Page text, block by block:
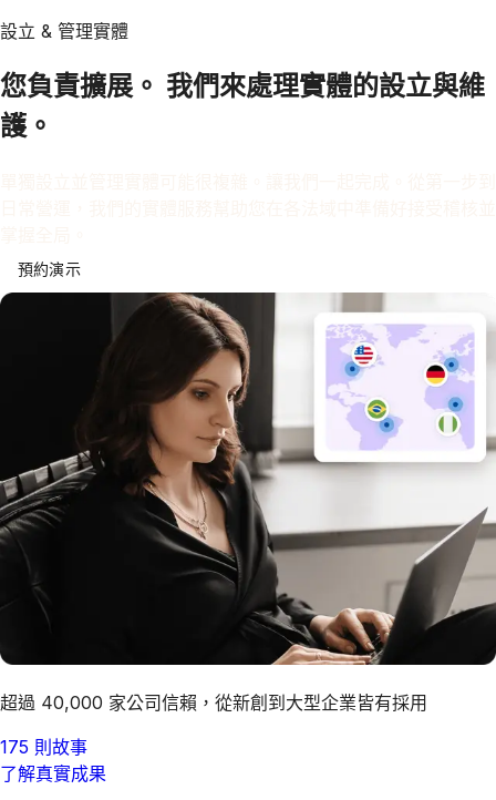
設立 & 管理實體
您負責擴展。 我們來處理實體的設立與維
護。
預約演示
超過 40,000 家公司信賴，從新創到大型企業皆有採用
175 則故事
了解真實成果